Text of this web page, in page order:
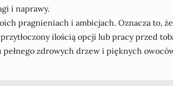
i naprawy.
pragnieniach i ambicjach. Oznacza to,
ilością opcji lub pracy przed
zdrowych drzew i pięknych